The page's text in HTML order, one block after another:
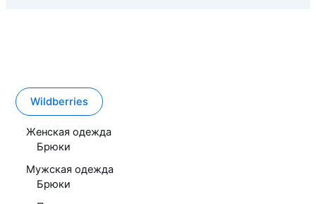
Wildberries
Женская одежда
Брюки
Мужская одежда
Брюки